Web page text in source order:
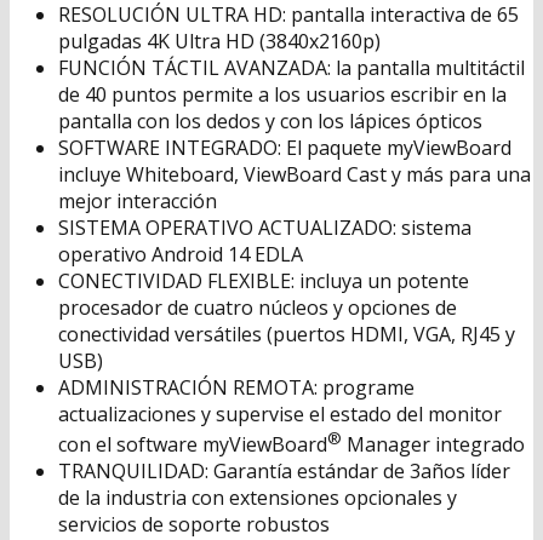
original
era:
$1.799.990.
actual
es:
$1.349.990.
RESOLUCIÓN ULTRA HD: pantalla interactiva de 65
pulgadas 4K Ultra HD (3840x2160p)
FUNCIÓN TÁCTIL AVANZADA: la pantalla multitáctil
de 40 puntos permite a los usuarios escribir en la
pantalla con los dedos y con los lápices ópticos
SOFTWARE INTEGRADO: El paquete myViewBoard
incluye Whiteboard, ViewBoard Cast y más para una
mejor interacción
SISTEMA OPERATIVO ACTUALIZADO: sistema
operativo Android 14 EDLA
CONECTIVIDAD FLEXIBLE: incluya un potente
procesador de cuatro núcleos y opciones de
conectividad versátiles (puertos HDMI, VGA, RJ45 y
USB)
ADMINISTRACIÓN REMOTA: programe
actualizaciones y supervise el estado del monitor
con el software myViewBoard® Manager integrado
TRANQUILIDAD: Garantía estándar de 3años líder
de la industria con extensiones opcionales y
servicios de soporte robustos